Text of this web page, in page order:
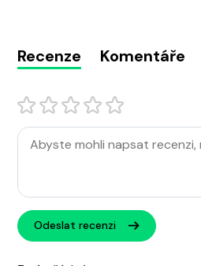
Recenze Komentáře
Odeslat recenzi